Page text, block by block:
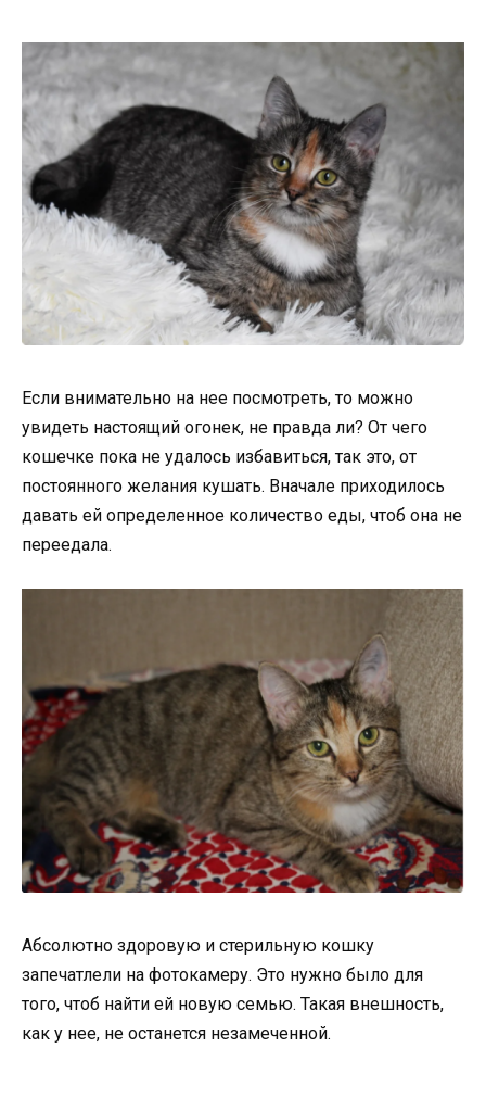
Если внимательно на нее посмотреть, то можно
увидеть настоящий огонек, не правда ли? От чего
кошечке пока не удалось избавиться, так это, от
постоянного желания кушать. Вначале приходилось
давать ей определенное количество еды, чтоб она не
переедала.
Абсолютно здоровую и стерильную кошку
запечатлели на фотокамеру. Это нужно было для
того, чтоб найти ей новую семью. Такая внешность,
как у нее, не останется незамеченной.